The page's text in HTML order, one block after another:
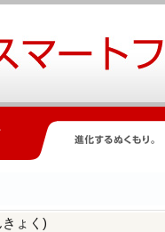
ょく)